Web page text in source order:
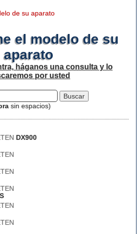
de su aparato
el modelo de su
aparato
háganos una consulta y lo
por usted
sin espacios)
DX900